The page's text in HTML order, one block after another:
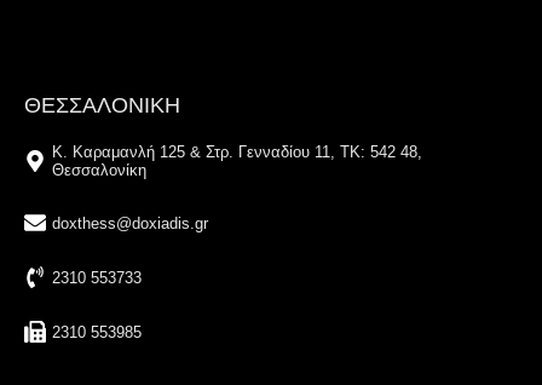
ΘΕΣΣΑΛΟΝΙΚΗ
Κ. Καραμανλή 125 & Στρ. Γενναδίου 11, ΤΚ: 542 48,
Θεσσαλονίκη
doxthess@doxiadis.gr
2310 553733
2310 553985